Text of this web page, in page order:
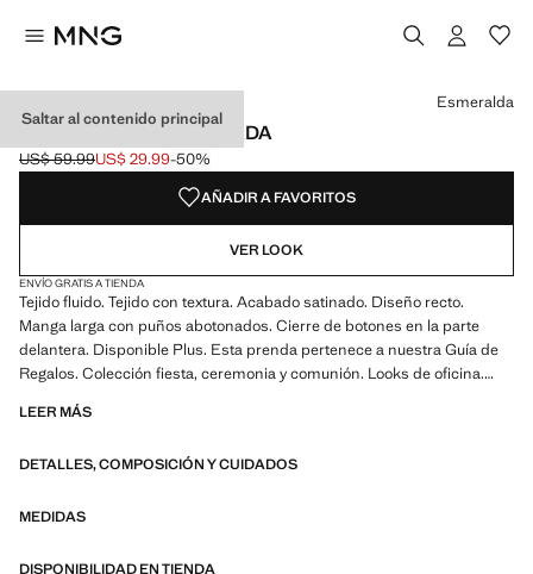
Saltar al contenido principal
CAMISA FLUIDA SATINADA
Precio inicial tachado [US$ 59.99 ]
US$ 59.99
Precio actual [US$ 29.99 ]
US$ 29.99-50%
Selecciona un color
Color Esmeralda seleccionado
Color Negro
Color Blanco roto
Color Morado
Esmeralda
AÑADIR A FAVORITOS
VER LOOK
ENVÍO GRATIS A TIENDA
Tejido fluido. Tejido con textura. Acabado satinado. Diseño recto.
Manga larga con puños abotonados. Cierre de botones en la parte
delantera. Disponible Plus. Esta prenda pertenece a nuestra Guía de
Regalos. Colección fiesta, ceremonia y comunión. Looks de oficina.
Largo Standard. Largo manga Larga. Diseño estándar. Silueta Recto.
Delantero. Tejido ligero. Cuello solapa Camisero. Estampado Rayas.
Estampado Sin Estampado. Fantasia Sin Fantasía. Regular fit
LEER MÁS
DETALLES, COMPOSICIÓN Y CUIDADOS
MEDIDAS
DISPONIBILIDAD EN TIENDA